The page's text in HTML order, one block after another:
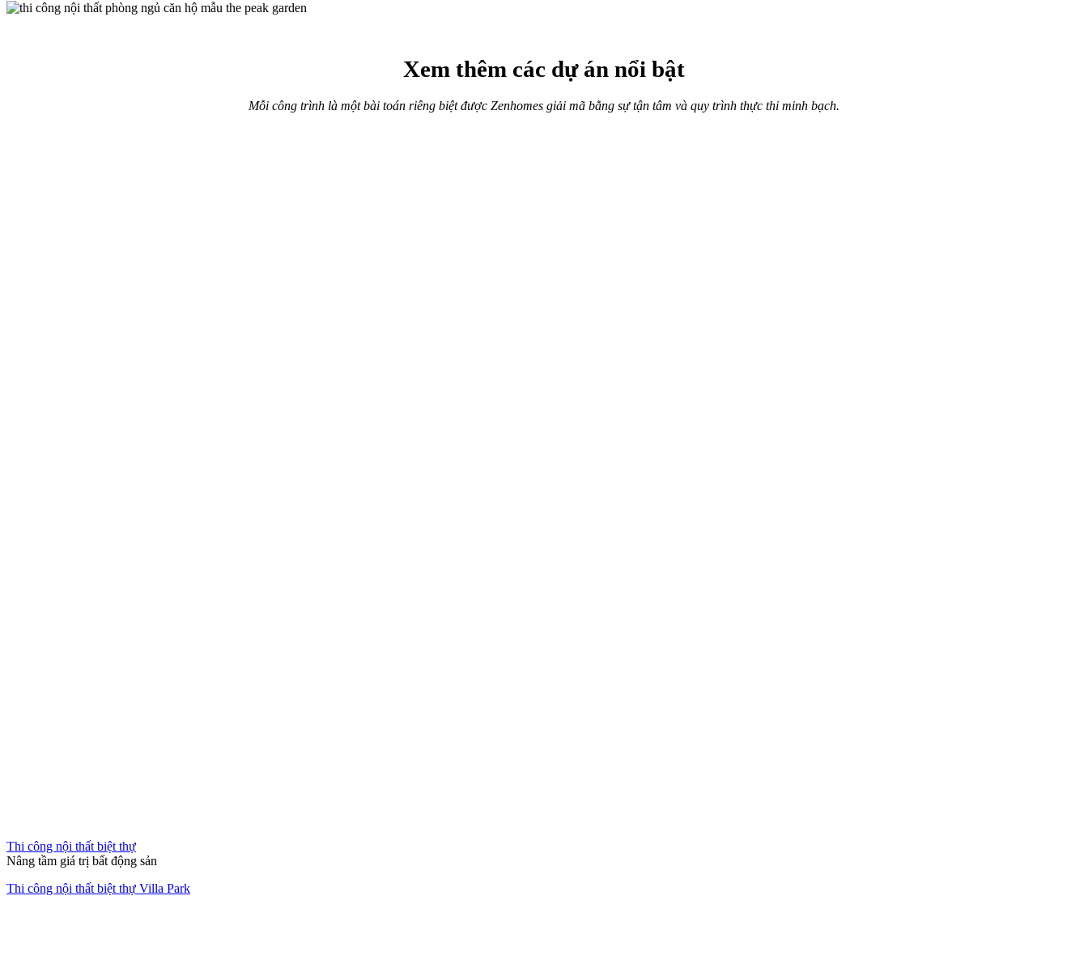
Xem thêm các dự án nổi bật
Mỗi công trình là một bài toán riêng biệt được Zenhomes giải mã bằng sự tận tâm và quy trình thực thi minh bạch.
Thi công nội thất biệt thự
Nâng tầm giá trị bất động sản
Thi công nội thất biệt thự Villa Park